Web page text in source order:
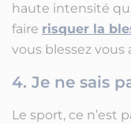
haute intensité
faire risquer la
vous blessez vous
4. Je ne sais
Le sport, ce n’est